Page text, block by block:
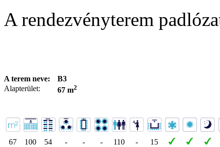
A rendezvényterem
A terem neve:
B3
Alapterület:
67 m2
67 100 54 - - - 110 - 15